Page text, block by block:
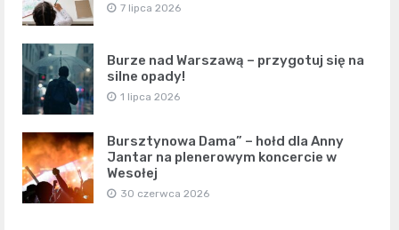
7 lipca 2026
Burze nad Warszawą – przygotuj się na
silne opady!
1 lipca 2026
Bursztynowa Dama” – hołd dla Anny
Jantar na plenerowym koncercie w
Wesołej
30 czerwca 2026